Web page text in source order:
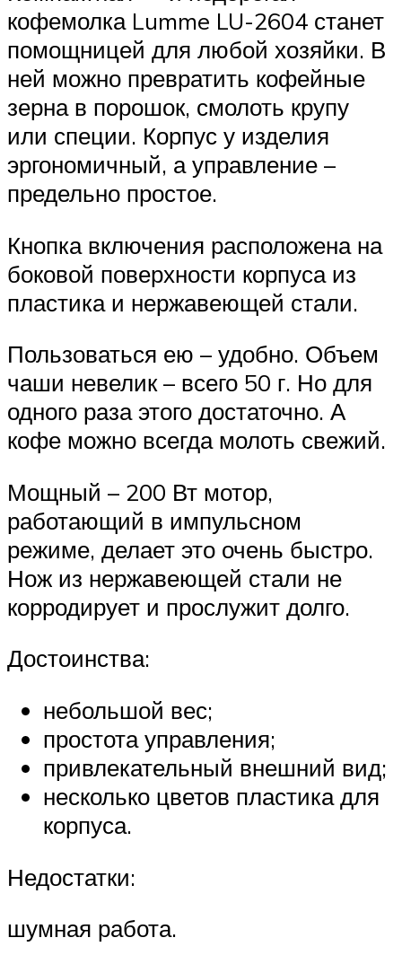
кофемолка Lumme LU-2604 станет
помощницей для любой хозяйки. В
ней можно превратить кофейные
зерна в порошок, смолоть крупу
или специи. Корпус у изделия
эргономичный, а управление –
предельно простое.
Кнопка включения расположена на
боковой поверхности корпуса из
пластика и нержавеющей стали.
Пользоваться ею – удобно. Объем
чаши невелик – всего 50 г. Но для
одного раза этого достаточно. А
кофе можно всегда молоть свежий.
Мощный – 200 Вт мотор,
работающий в импульсном
режиме, делает это очень быстро.
Нож из нержавеющей стали не
корродирует и прослужит долго.
Достоинства:
небольшой вес;
простота управления;
привлекательный внешний вид;
несколько цветов пластика для
корпуса.
Недостатки:
шумная работа.